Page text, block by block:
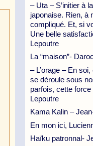
– Uta – S’initier à
japonaise. Rien, à
compliqué. Et, si
Une belle
Lepoutre
La “maison”-
– L’orage – En
se déroule sous
parfois, cette
Lepoutre
Kama Kalin –
En mon ici,
Haïku patronnal-